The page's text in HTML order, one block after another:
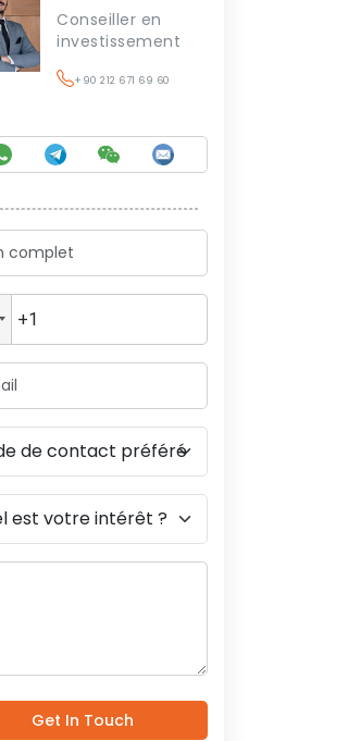
Conseiller en
investissement
+90 212 671 69 60
Get In Touch